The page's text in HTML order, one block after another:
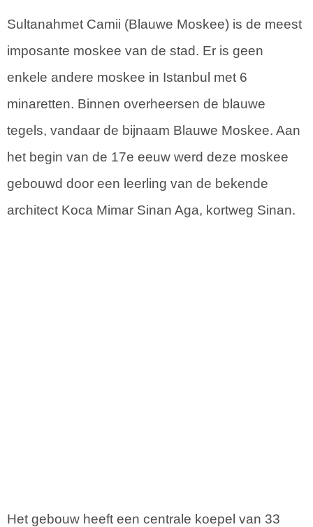
Sultanahmet Camii (Blauwe Moskee) is de meest
imposante moskee van de stad. Er is geen
enkele andere moskee in Istanbul met 6
minaretten. Binnen overheersen de blauwe
tegels, vandaar de bijnaam Blauwe Moskee. Aan
het begin van de 17e eeuw werd deze moskee
gebouwd door een leerling van de bekende
architect Koca Mimar Sinan Aga, kortweg Sinan.
Het gebouw heeft een centrale koepel van 33